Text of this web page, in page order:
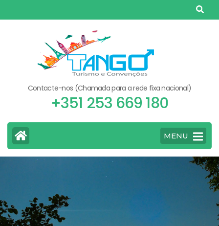
to
Contacte-nos (Chamada para a rede fixa nacional)
+351 253 669 180
MENU